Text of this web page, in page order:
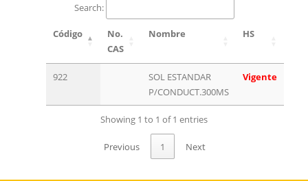
Search:
Código
No.
CAS
Nombre HS
922
SOL ESTANDAR
P/CONDUCT.300MS
Vigente
Showing 1 to 1 of 1 entries
Previous 1 Next